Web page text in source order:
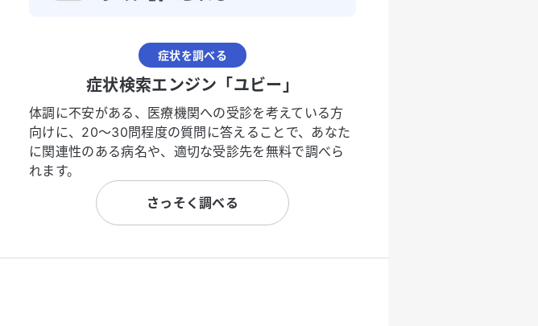
症状を調べる
症状検索エンジン「ユビー」
体調に不安がある、医療機関への受診を考えている方
向けに、20〜30問程度の質問に答えることで、あなた
に関連性のある病名や、適切な受診先を無料で調べら
れます。
さっそく調べる